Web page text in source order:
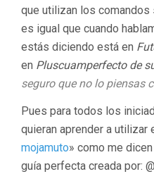
que utilizan los comandos
es igual que cuando
estás diciendo está en
en Pluscuamperfecto de
seguro que no lo piensas
Pues para todos los
quieran aprender a utilizar
mojamuto» como me
guía perfecta creada por: @